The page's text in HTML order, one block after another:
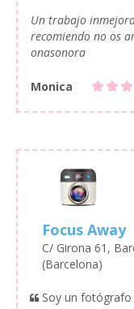
Un trabajo
recomiendo no os
onasonora
Monica
Focus Away
C/ Girona 61,
(Barcelona)
Soy un